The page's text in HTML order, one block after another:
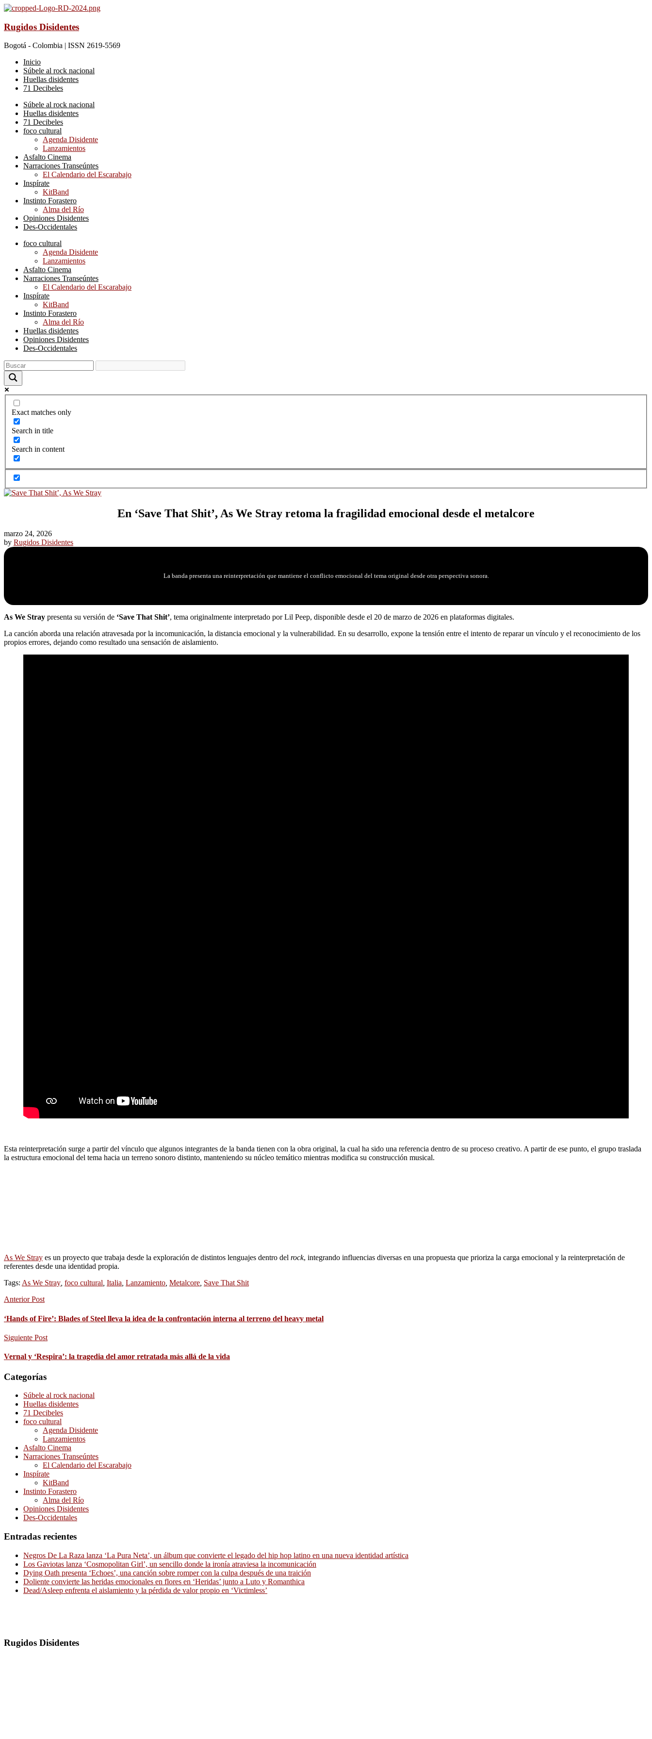
Rugidos Disidentes
Bogotá - Colombia | ISSN 2619-5569
Inicio
Súbele al rock nacional
Huellas disidentes
71 Decibeles
Súbele al rock nacional
Huellas disidentes
71 Decibeles
foco cultural
Agenda Disidente
Lanzamientos
Asfalto Cinema
Narraciones Transeúntes
El Calendario del Escarabajo
Inspírate
KitBand
Instinto Forastero
Alma del Río
Opiniones Disidentes
Des-Occidentales
foco cultural
Agenda Disidente
Lanzamientos
Asfalto Cinema
Narraciones Transeúntes
El Calendario del Escarabajo
Inspírate
KitBand
Instinto Forastero
Alma del Río
Huellas disidentes
Opiniones Disidentes
Des-Occidentales
Exact matches only
Search in title
Search in content
En ‘Save That Shit’, As We Stray retoma la fragilidad emocional desde el metalcore
marzo 24, 2026
by Rugidos Disidentes
La banda presenta una reinterpretación que mantiene el conflicto emocional del tema original desde otra perspectiva sonora.
As We Stray presenta su versión de ‘Save That Shit’, tema originalmente interpretado por Lil Peep, disponible desde el 20 de marzo de 2026 en plataformas digitales.
La canción aborda una relación atravesada por la incomunicación, la distancia emocional y la vulnerabilidad. En su desarrollo, expone la tensión entre el intento de reparar un vínculo y el reconocimiento de los
propios errores, dejando como resultado una sensación de aislamiento.
Esta reinterpretación surge a partir del vínculo que algunos integrantes de la banda tienen con la obra original, la cual ha sido una referencia dentro de su proceso creativo. A partir de ese punto, el grupo traslada
la estructura emocional del tema hacia un terreno sonoro distinto, manteniendo su núcleo temático mientras modifica su construcción musical.
As We Stray es un proyecto que trabaja desde la exploración de distintos lenguajes dentro del rock, integrando influencias diversas en una propuesta que prioriza la carga emocional y la reinterpretación de
referentes desde una identidad propia.
Tags: As We Stray, foco cultural, Italia, Lanzamiento, Metalcore, Save That Shit
Anterior Post
‘Hands of Fire’: Blades of Steel lleva la idea de la confrontación interna al terreno del heavy metal
Siguiente Post
Vernal y ‘Respira’: la tragedia del amor retratada más allá de la vida
Categorías
Súbele al rock nacional
Huellas disidentes
71 Decibeles
foco cultural
Agenda Disidente
Lanzamientos
Asfalto Cinema
Narraciones Transeúntes
El Calendario del Escarabajo
Inspírate
KitBand
Instinto Forastero
Alma del Río
Opiniones Disidentes
Des-Occidentales
Entradas recientes
Negros De La Raza lanza ‘La Pura Neta’, un álbum que convierte el legado del hip hop latino en una nueva identidad artística
Los Gaviotas lanza ‘Cosmopolitan Girl’, un sencillo donde la ironía atraviesa la incomunicación
Dying Oath presenta ‘Echoes’, una canción sobre romper con la culpa después de una traición
Doliente convierte las heridas emocionales en flores en ‘Heridas’ junto a Luto y Romanthica
Dead/Asleep enfrenta el aislamiento y la pérdida de valor propio en ‘Victimless’
Rugidos Disidentes